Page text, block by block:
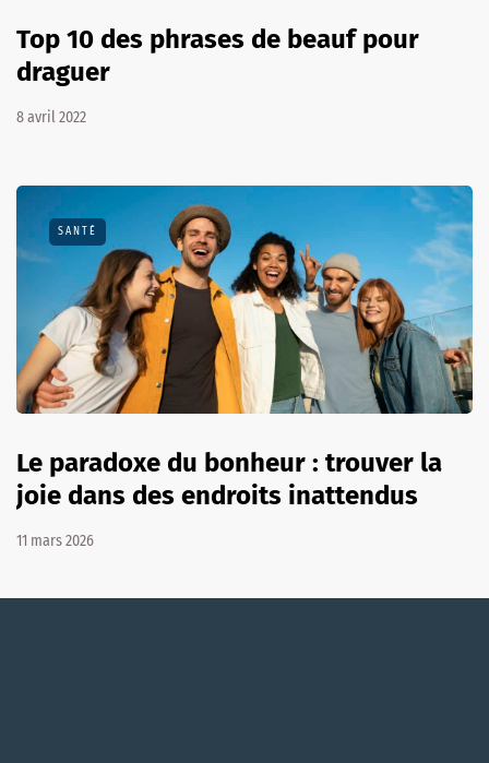
Top 10 des phrases de beauf pour
draguer
8 avril 2022
SANTÉ
Le paradoxe du bonheur : trouver la
joie dans des endroits inattendus
11 mars 2026